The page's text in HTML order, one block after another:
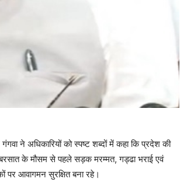
ने अधिकारियों को स्पष्ट शब्दों में कहा कि प्रदेश की
बरसात के मौसम से पहले सड़क मरम्मत, गड्ढा भराई एवं
पर आवागमन सुरक्षित बना रहे।